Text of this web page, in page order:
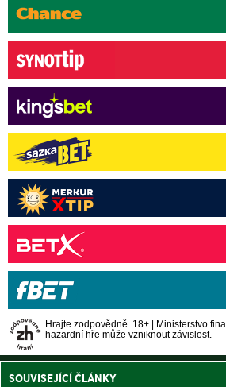
Hrajte zodpovědně. 18+ | Ministerstvo
hazardní hře může vzniknout závislost.
SOUVISEJÍCÍ ČLÁNKY